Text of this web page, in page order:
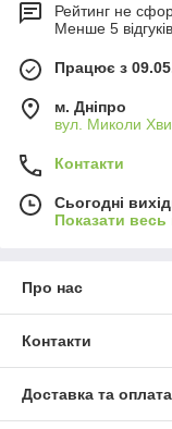
Рейтинг не
Менше 5
Працює з
м. Дніпро
вул. Миколи
Контакти
Сьогодні
Показати весь
Про нас
Контакти
Доставка та оплата